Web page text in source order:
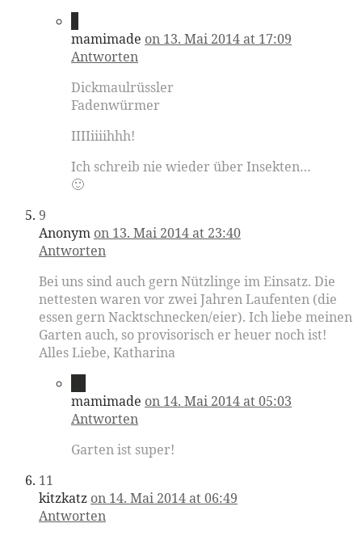
mamimade on 13. Mai 2014 at 17:09
Antworten
Dickmaulrüssler
Fadenwürmer
IIIIiiiihhh!
Ich schreib nie wieder über Insekten…
🙂
9
Anonym on 13. Mai 2014 at 23:40
Antworten
Bei uns sind auch gern Nützlinge im Einsatz. Die
nettesten waren vor zwei Jahren Laufenten (die
essen gern Nacktschnecken/eier). Ich liebe meinen
Garten auch, so provisorisch er heuer noch ist!
Alles Liebe, Katharina
mamimade on 14. Mai 2014 at 05:03
Antworten
Garten ist super!
11
kitzkatz on 14. Mai 2014 at 06:49
Antworten